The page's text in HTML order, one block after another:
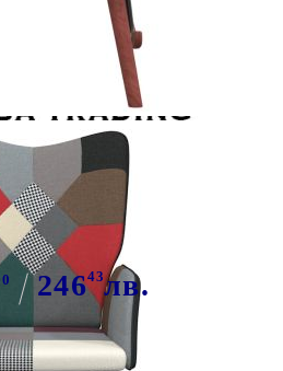
Tweet
с табуретка,
плат
24643лв.
17 бр.